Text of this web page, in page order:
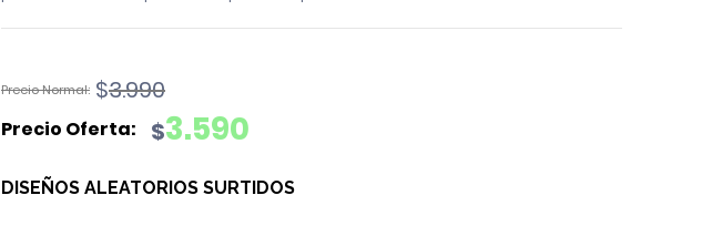
$3.990
El
original
$3.990.
$3.590
El
actual
$3.590.
DISEÑOS ALEATORIOS SURTIDOS